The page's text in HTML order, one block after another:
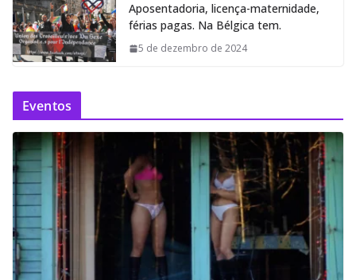
Aposentadoria, licença-maternidade,
férias pagas. Na Bélgica tem.
5 de dezembro de 2024
Eventos